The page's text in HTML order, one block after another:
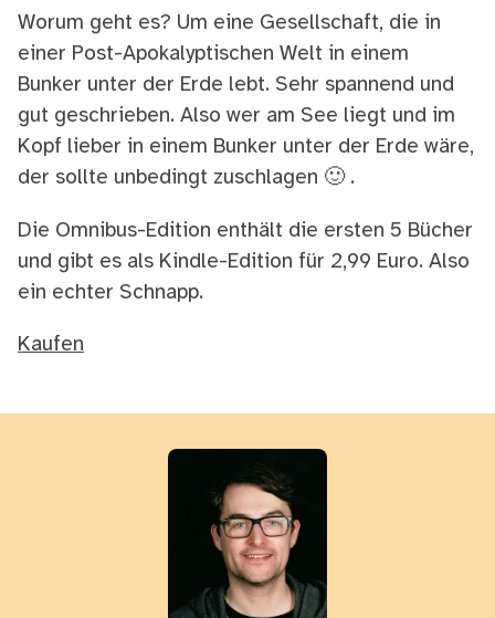
Worum geht es? Um eine Gesellschaft, die in
einer Post-Apokalyptischen Welt in einem
Bunker unter der Erde lebt. Sehr spannend und
gut geschrieben. Also wer am See liegt und im
Kopf lieber in einem Bunker unter der Erde wäre,
der sollte unbedingt zuschlagen 🙂 .
Die Omnibus-Edition enthält die ersten 5 Bücher
und gibt es als Kindle-Edition für 2,99 Euro. Also
ein echter Schnapp.
Kaufen